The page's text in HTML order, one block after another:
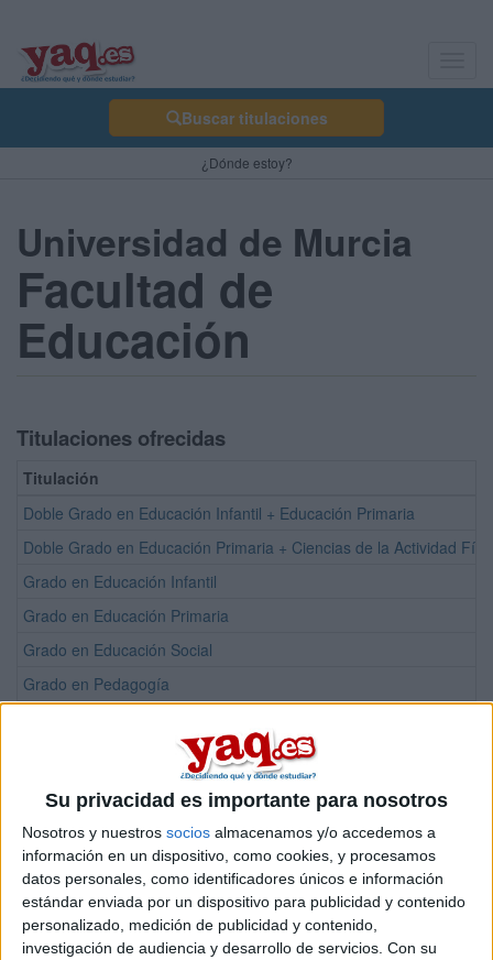
Su privacidad es importante para nosotros
Nosotros y nuestros socios almacenamos y/o accedemos a
información en un dispositivo, como cookies, y procesamos
datos personales, como identificadores únicos e información
estándar enviada por un dispositivo para publicidad y contenido
personalizado, medición de publicidad y contenido,
investigación de audiencia y desarrollo de servicios. Con su
Buscar titulaciones
¿Dónde estoy?
Universidad de Murcia
Facultad de
Educación
Titulaciones ofrecidas
Titulación
Doble Grado en Educación Infantil + Educación Primaria
Doble Grado en Educación Primaria + Ciencias de la Actividad
Grado en Educación Infantil
Grado en Educación Primaria
Grado en Educación Social
Grado en Pedagogía
Máster Universitario en Formación del Profesorado de
Máster Universitario en Inclusión-Exclusión Social y Educativa:
Máster Universitario en Investigación, Evaluación y Calidad en
Máster Universitario en Orientación, Asesoramiento y Mediación
Máster Universitario en Tecnología Educativa: E-learning y